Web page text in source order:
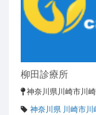
柳田診療所
神奈川県川崎市川
神奈川県 川崎市川